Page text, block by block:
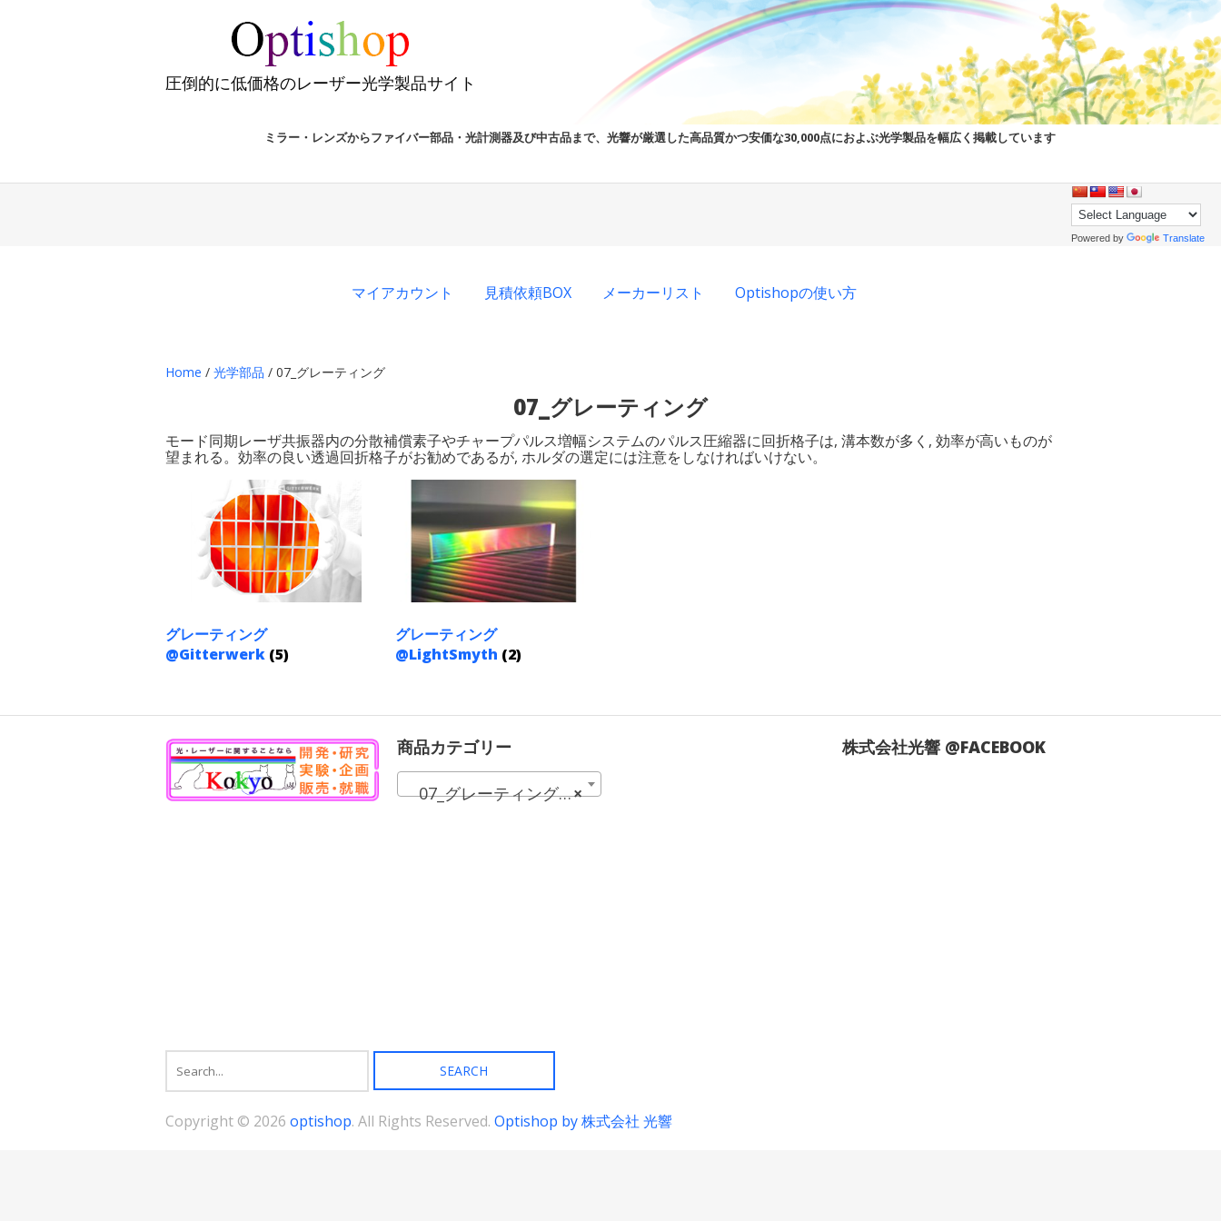
圧倒的に低価格のレーザー光学製品サイト
ミラー・レンズからファイバー部品・光計測器及び中古品まで、光響が厳選した高品質かつ安価な30,000点におよぶ光学製品を幅広く掲載しています
Powered by Translate
マイアカウント 見積依頼BOX メーカーリスト Optishopの使い方
Home / 光学部品 / 07_グレーティング
07_グレーティング
モード同期レーザ共振器内の分散補償素子やチャープパルス増幅システムのパルス圧縮器に回折格子は, 溝本数が多く, 効率が高いものが
望まれる。効率の良い透過回折格子がお勧めであるが, ホルダの選定には注意をしなければいけない。
グレーティング
@Gitterwerk (5)
グレーティング
@LightSmyth (2)
商品カテゴリー
×
07_グレーティング (7)
株式会社光響 @FACEBOOK
Copyright © 2026 optishop. All Rights Reserved. Optishop by 株式会社 光響